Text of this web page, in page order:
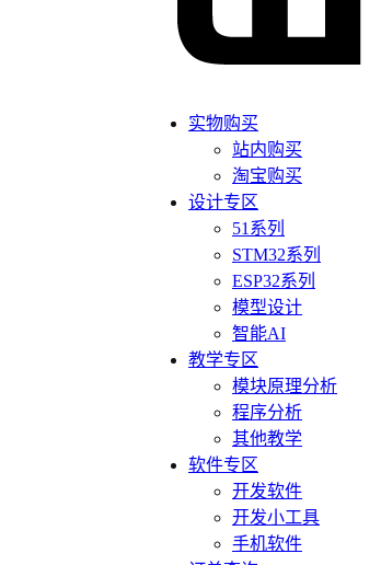
实物购买
站内购买
淘宝购买
设计专区
51系列
STM32系列
ESP32系列
模型设计
智能AI
教学专区
模块原理分析
程序分析
其他教学
软件专区
开发软件
开发小工具
手机软件